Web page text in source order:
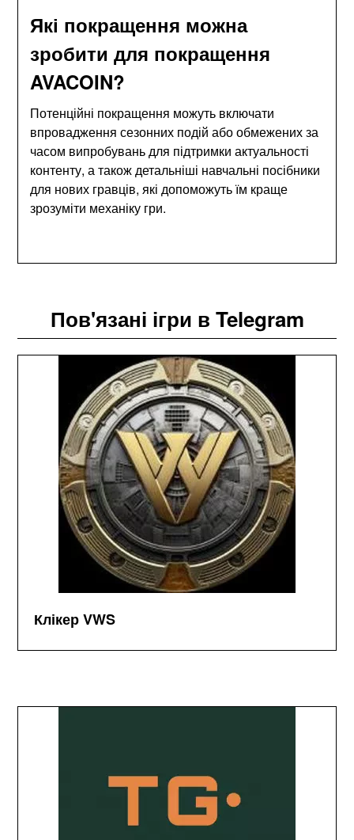
Які покращення можна
зробити для покращення
AVACOIN?
Потенційні покращення можуть включати
впровадження сезонних подій або обмежених за
часом випробувань для підтримки актуальності
контенту, а також детальніші навчальні посібники
для нових гравців, які допоможуть їм краще
зрозуміти механіку гри.
Пов'язані ігри в Telegram
Клікер VWS